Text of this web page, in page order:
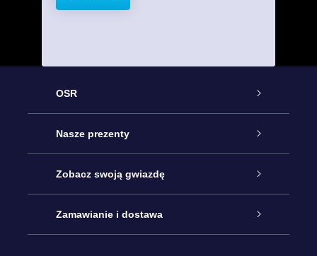
OSR
Obsługa
Kontakt
Blog
Nasze prezenty
Podarunek Gwiazda Online
Pakiet Podarunkowy OSR
Zobacz swoją gwiazdę
Rejestr Gwiazd
Zamawianie i dostawa